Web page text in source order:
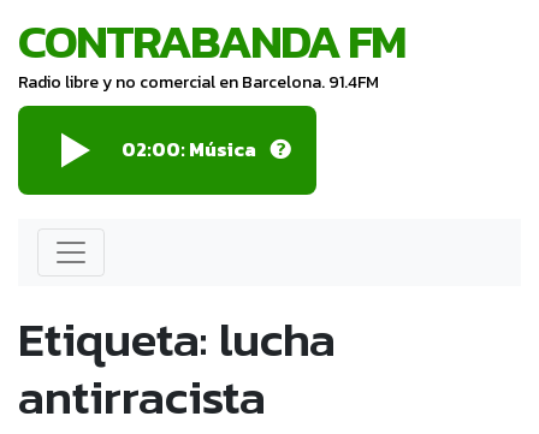
CONTRABANDA FM
Radio libre y no comercial en Barcelona. 91.4FM
02:00: Música
Etiqueta: lucha
antirracista